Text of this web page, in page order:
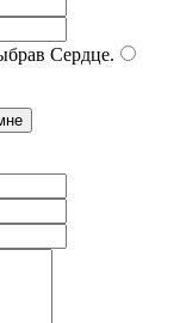
Сердце.